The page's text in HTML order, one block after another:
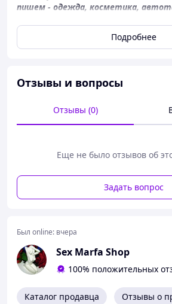
пишем - одежда, косметика,
Отправляем каждый день, товар на
Сила притяжения магнитов будет
нежные участки тела, добавляя все
Диаметр шарика: 6 мм
Товар поставляется без
Цвет изделия может отличаться из-
фотокамеры и настроек вашего
Подробнее
Отзывы и вопросы
Отзывы (0)
Еще не было отзывов об
Задать вопрос
Был online: вчера
Sex Marfa Shop
100% положительных
Каталог продавца Отзывы о